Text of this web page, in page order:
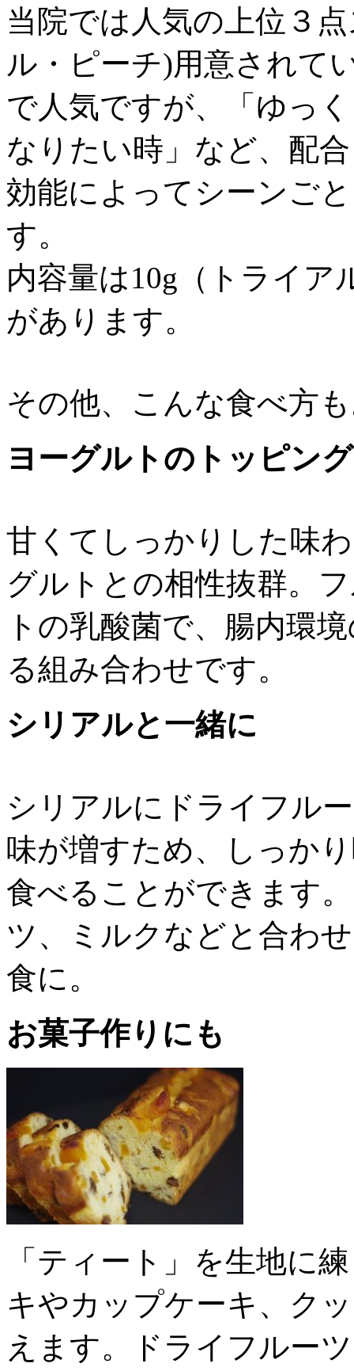
当院では人気の上位３
ル・ピーチ)用意されて
で人気ですが、「ゆっ
なりたい時」など、配
効能によってシーンご
す。
内容量は10g（トライア
があります。
その他、こんな食べ方
ヨーグルトのトッピン
甘くてしっかりした味
グルトとの相性抜群。
トの乳酸菌で、腸内環
る組み合わせです。
シリアルと一緒に
シリアルにドライフル
味が増すため、しっか
食べることができます
ツ、ミルクなどと合わ
食に。
お菓子作りにも
「ティート」を生地に
キやカップケーキ、ク
えます。ドライフルー